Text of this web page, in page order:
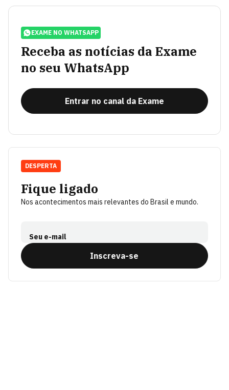
EXAME NO WHATSAPP
Receba as notícias da Exame
no seu WhatsApp
Entrar no canal da Exame
Fique ligado
Nos acontecimentos mais relevantes do Brasil e mundo.
Seu e-mail
Inscreva-se
DESPERTA